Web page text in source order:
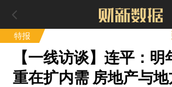
特报
【一线访谈】连平：
重在扩内需 房地产与